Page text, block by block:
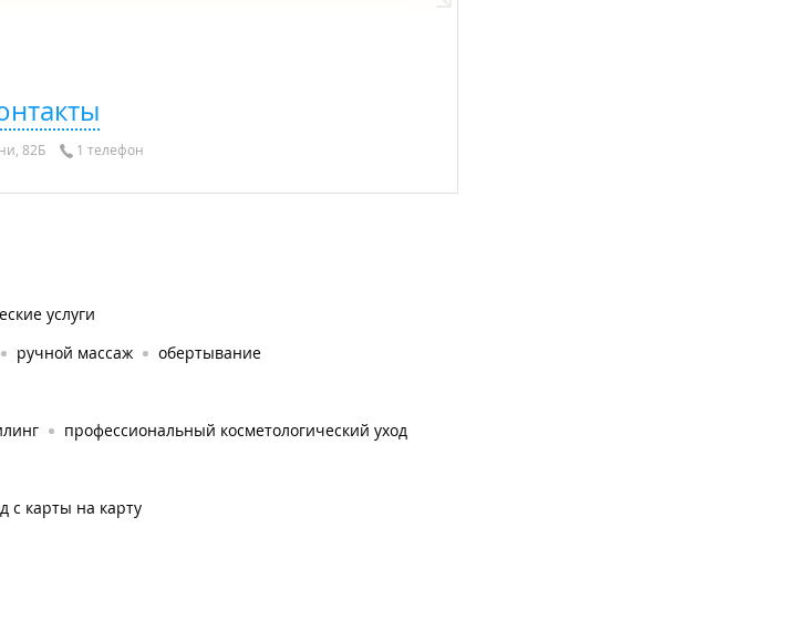
82Б 1 телефон
услуги
ручной массаж
обертывание
профессиональный косметологический уход
с карты на карту